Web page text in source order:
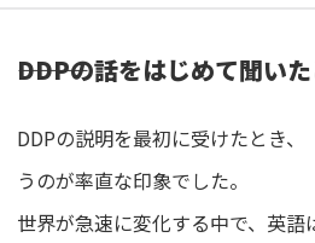
―――DDPの話をはじめて聞い
DDPの説明を最初に受けたとき
うのが率直な印象でした。
世界が急速に変化する中で、英